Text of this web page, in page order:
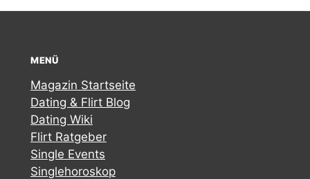
MENÜ
Magazin Startseite
Dating & Flirt Blog
Dating Wiki
Flirt Ratgeber
Single Events
Singlehoroskop